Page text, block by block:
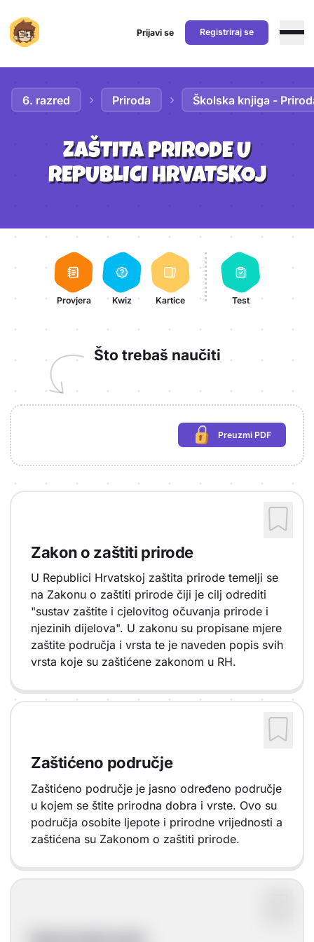
Prijavi se Registriraj se
6. razred Priroda Školska knjiga -
ZAŠTITA PRIRODE U
REPUBLICI HRVATSKOJ
Aktivnosti lekcije
Provjera Kwiz Kartice Test
Što trebaš naučiti
Preuzmi PDF
(potrebna prijava)
Zakon o zaštiti prirode
U Republici Hrvatskoj zaštita prirode temelji se
na Zakonu o zaštiti prirode čiji je cilj odrediti
"sustav zaštite i cjelovitog očuvanja prirode i
njezinih dijelova". U zakonu su propisane mjere
zaštite područja i vrsta te je naveden popis svih
vrsta koje su zaštićene zakonom u RH.
Zaštićeno područje
Zaštićeno područje je jasno određeno područje
u kojem se štite prirodna dobra i vrste. Ovo su
područja osobite ljepote i prirodne vrijednosti a
zaštićena su Zakonom o zaštiti prirode.